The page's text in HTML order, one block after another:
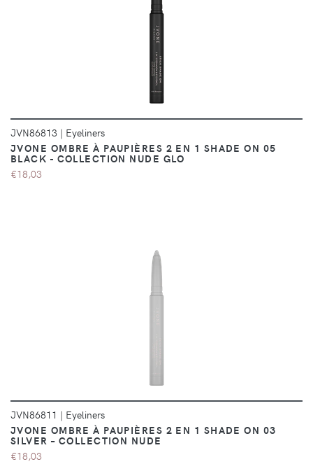
JVN86813 | Eyeliners
JVONE OMBRE À PAUPIÈRES 2 EN 1 SHADE ON 05
BLACK - COLLECTION NUDE GLO
€18,03
JVN86811 | Eyeliners
JVONE OMBRE À PAUPIÈRES 2 EN 1 SHADE ON 03
SILVER – COLLECTION NUDE
€18,03